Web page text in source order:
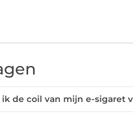
de coil van mijn e-sigaret